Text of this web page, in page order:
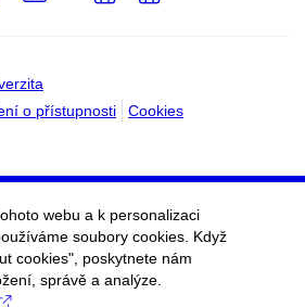
o přístupnosti Cookies
webu a k personalizaci
soubory cookies. Když
cookies", poskytnete nám
správě a analýze.